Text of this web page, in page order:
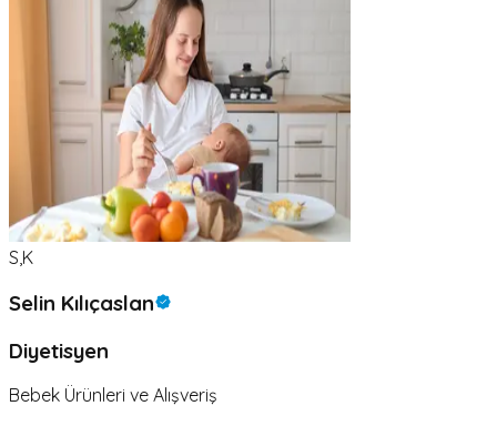
S,K
Selin Kılıçaslan
Diyetisyen
Bebek Ürünleri ve Alışveriş